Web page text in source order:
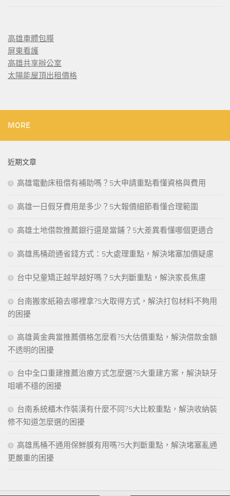
高雄車體包膜
屏東看護
高雄共享辦公室
太陽能屋頂出租價格
MORE
近期文章
高雄電動床租借有補助嗎？5大申請重點看懂資格與費用
高雄一日假牙費用是多少？5大報價細節看懂合理範圍
高雄土地借款推薦銀行還是當鋪？5大差異看懂哪個更適合
高雄馬桶疏通省錢方式：5大處理重點，解決堵塞加價疑慮
台中兒童矯正越早越好嗎？5大判斷重點，解決家長焦慮
台南搬家紙箱去哪裡拿?5大取得方式，解決打包材料不夠用
的困擾
高雄黃金典當推薦價格怎麼看?5大估價重點，解決借款金額
不透明的困擾
台中全口重建推薦治療方式怎麼選?5大重建方案，解決缺牙
咀嚼不穩的困擾
台南系統櫃木作裝潢有什麼不同?5大比較重點，解決收納裝
修不知道怎麼選的困擾
高雄馬桶不通用保鮮膜有用嗎?5大判斷重點，解決堵塞亂通
更嚴重的困擾